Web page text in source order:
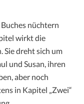
nüchtern
wirkt die
Sie dreht sich um
und Susan, ihren
aber noch
in Kapitel „Zwei“